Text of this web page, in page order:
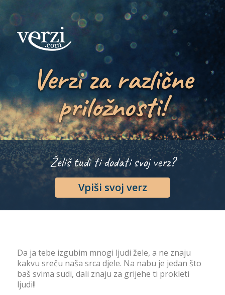
Verzi za različne
priložnosti!
Želiš tudi ti dodati svoj verz?
Vpiši svoj verz
Da ja tebe izgubim mnogi ljudi žele, a ne znaju
kakvu sreču naša srca djele. Na nabu je jedan što
baš svima sudi, dali znaju za grijehe ti prokleti
ljudi!!